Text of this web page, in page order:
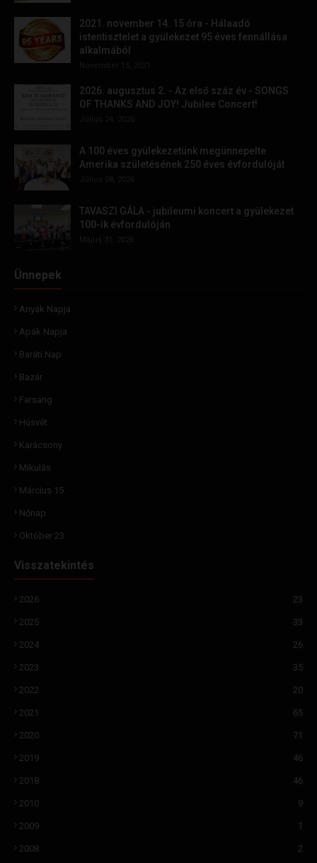
2021. november 14. 15 óra - Hálaadó
istentisztelet a gyülekezet 95 éves fennállása
alkalmából
2026. augusztus 2. - Az első száz év - SONGS
OF THANKS AND JOY! Jubilee Concert!
A 100 éves gyülekezetünk megünnepelte
Amerika születésének 250 éves évfordulóját
TAVASZI GÁLA - jubileumi koncert a gyülekezet
100-ik évfordulóján
Ünnepek
Anyák Napja
Apák Napja
Baráti Nap
Bazár
Farsang
Húsvét
Karácsony
Mikulás
Március 15.
Nőnap
Október 23.
Visszatekintés
2026 23
2025 33
2024 26
2023 35
2022 20
2021 65
2020 71
2019 46
2018 46
2010 9
2009 1
2008 2